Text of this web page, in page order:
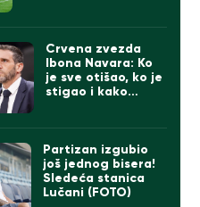
Crvena zvezda
Ibona Navara: Ko
je sve otišao, ko je
stigao i kako
Partizan izgubio
još jednog bisera!
Sledeća stanica
Lučani (FOTO)